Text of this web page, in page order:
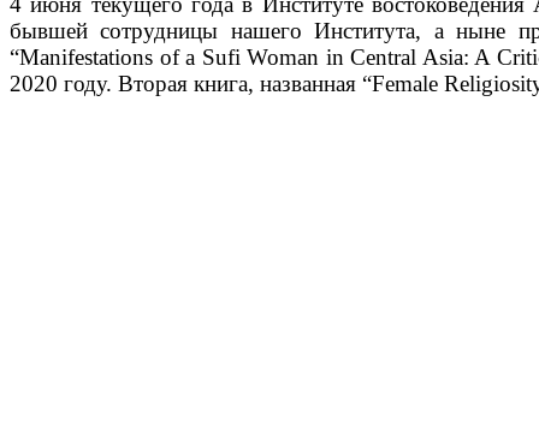
бывшей сотрудницы нашего Института, а ныне
“Manifestations of a Sufi Woman in Central Asia: A
2020 году. Вторая книга, названная “Female